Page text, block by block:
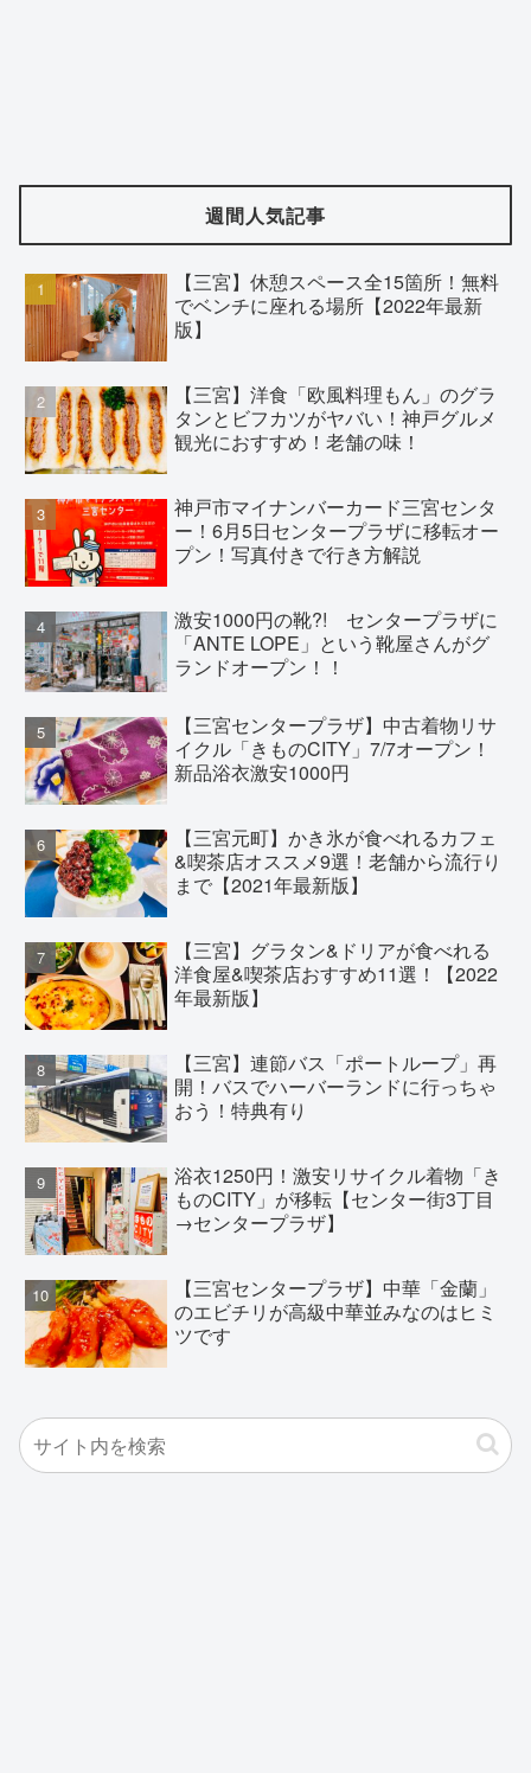
週間人気記事
【三宮】休憩スペース全15箇所！無料
でベンチに座れる場所【2022年最新
版】
【三宮】洋食「欧風料理もん」のグラ
タンとビフカツがヤバい！神戸グルメ
観光におすすめ！老舗の味！
神戸市マイナンバーカード三宮センタ
ー！6月5日センタープラザに移転オー
プン！写真付きで行き方解説
激安1000円の靴?! センタープラザに
「ANTE LOPE」という靴屋さんがグ
ランドオープン！！
【三宮センタープラザ】中古着物リサ
イクル「きものCITY」7/7オープン！
新品浴衣激安1000円
【三宮元町】かき氷が食べれるカフェ
&喫茶店オススメ9選！老舗から流行り
まで【2021年最新版】
【三宮】グラタン&ドリアが食べれる
洋食屋&喫茶店おすすめ11選！【2022
年最新版】
【三宮】連節バス「ポートループ」再
開！バスでハーバーランドに行っちゃ
おう！特典有り
浴衣1250円！激安リサイクル着物「き
ものCITY」が移転【センター街3丁目
→センタープラザ】
【三宮センタープラザ】中華「金蘭」
のエビチリが高級中華並みなのはヒミ
ツです